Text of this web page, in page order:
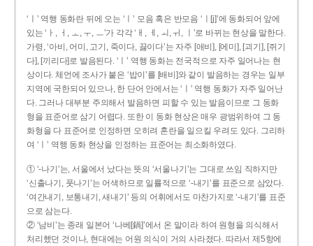
‘ㅣ’ 역행 동화란 뒤에 오는 ‘ㅣ’ 모음 혹은 반모음 ‘ㅣ[j]’에 동화되어 앞에
있는 ‘ㅏ, ㅓ, ㅗ, ㅜ, ㅡ’가 각각 ‘ㅐ, ㅔ, ㅚ, ㅟ, ㅣ’로 바뀌는 현상을 말한다.
가령, ‘아비, 어미, 고기, 죽이다, 끓이다’는 자주 [애비], [에미], [괴기], [쥐기
다], [끼리다]로 발음된다. ‘ㅣ’ 역행 동화는 전국적으로 자주 일어나는 현
상이다. 체언에 조사가 붙은 ‘밥이’를 [배비]와 같이 발음하는 경우는 일부
지역에 국한되어 있으나, 한 단어 안에서는 ‘ㅣ’ 역행 동화가 자주 일어난
다. 그러나 대부분 주의해서 발음하면 피할 수 있는 발음이므로 그 동화
형을 표준어로 삼기 어렵다. 또한 이 동화 현상은 매우 광범위하여 그 동
화형을 다 표준어로 인정하면 오히려 혼란을 일으킬 우려도 있다. 그리하
여 ‘ㅣ’ 역행 동화 현상을 인정하는 표준어는 최소화하였다.
① ‘-나기’는, 서울에서 났다는 뜻의 ‘서울나기’는 그대로 쓰임 직하지만
‘신출나기, 풋나기’는 어색하므로 일률적으로 ‘-내기’를 표준으로 삼았다.
‘여간내기, 보통내기, 새내기’ 등의 어휘에서도 마찬가지로 ‘-내기’를 표준
으로 삼는다.
② ‘남비’는 종래 일본어 ‘나베[鍋]’에서 온 말이라 하여 원형을 의식해서
처리했던 것이나, 현대에는 어원 의식이 거의 사라졌다. 따라서 제5항에